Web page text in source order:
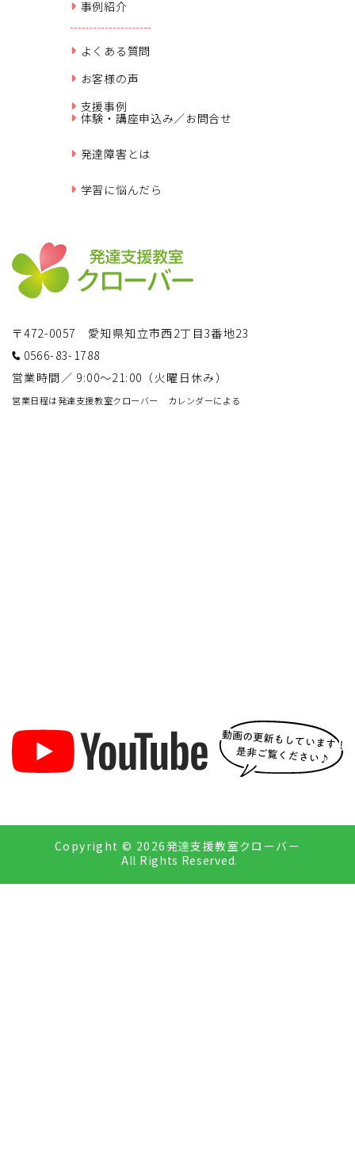
事例紹介
よくある質問
お客様の声
支援事例
体験・講座申込み／お問合せ
発達障害とは
学習に悩んだら
〒472-0057 愛知県知立市西2丁目3番地23
0566-83-1788
営業時間／ 9:00～21:00（火曜日休み）
営業日程は発達支援教室クローバー カレンダーによる
Copyright © 2026発達支援教室クローバー
All Rights Reserved.